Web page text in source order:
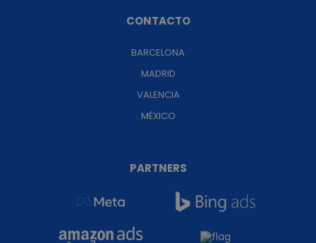
CONTACTO
BARCELONA
MADRID
VALENCIA
MÉXICO
PARTNERS